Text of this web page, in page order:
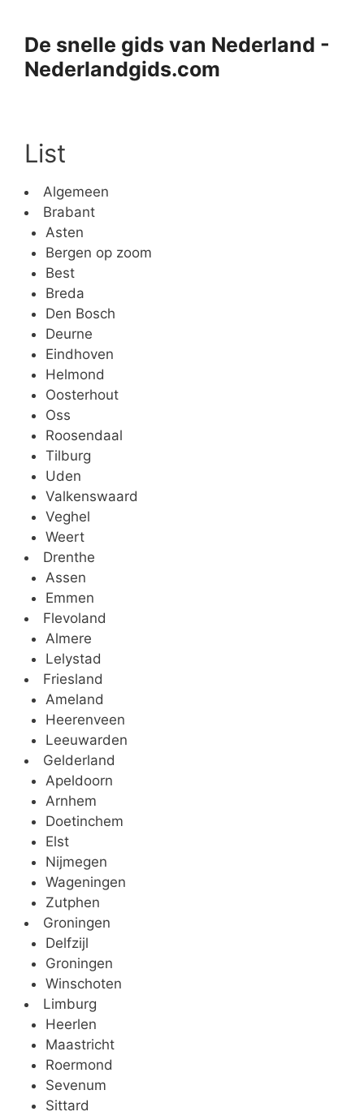
inhoud
De snelle gids van Nederland -
Nederlandgids.com
List
Algemeen
Brabant
Asten
Bergen op zoom
Best
Breda
Den Bosch
Deurne
Eindhoven
Helmond
Oosterhout
Oss
Roosendaal
Tilburg
Uden
Valkenswaard
Veghel
Weert
Drenthe
Assen
Emmen
Flevoland
Almere
Lelystad
Friesland
Ameland
Heerenveen
Leeuwarden
Gelderland
Apeldoorn
Arnhem
Doetinchem
Elst
Nijmegen
Wageningen
Zutphen
Groningen
Delfzijl
Groningen
Winschoten
Limburg
Heerlen
Maastricht
Roermond
Sevenum
Sittard